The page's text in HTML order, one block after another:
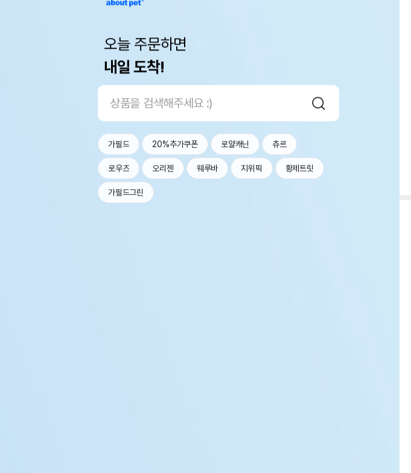
오늘 주문하면
내일 도착!
가필드 20%추가쿠폰 로얄캐닌 츄르
로우즈 오리젠 웨루바 지위픽 황제트릿
가필드그린